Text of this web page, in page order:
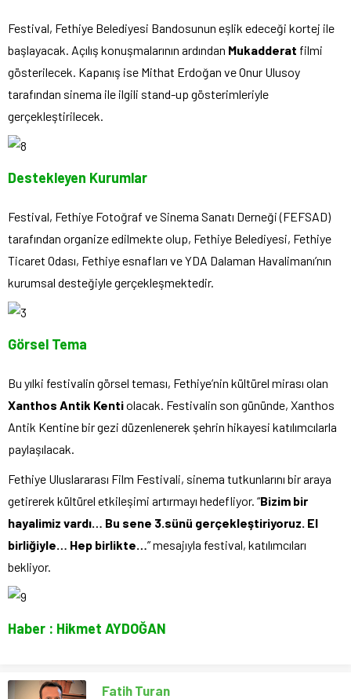
Festival, Fethiye Belediyesi Bandosunun eşlik edeceği kortej ile
başlayacak. Açılış konuşmalarının ardından Mukadderat filmi
gösterilecek. Kapanış ise Mithat Erdoğan ve Onur Ulusoy
tarafından sinema ile ilgili stand-up gösterimleriyle
gerçekleştirilecek.
Destekleyen Kurumlar
Festival, Fethiye Fotoğraf ve Sinema Sanatı Derneği (FEFSAD)
tarafından organize edilmekte olup, Fethiye Belediyesi, Fethiye
Ticaret Odası, Fethiye esnafları ve YDA Dalaman Havalimanı’nın
kurumsal desteğiyle gerçekleşmektedir.
Görsel Tema
Bu yılki festivalin görsel teması, Fethiye’nin kültürel mirası olan
Xanthos Antik Kentiolacak. Festivalin son gününde, Xanthos
Antik Kentine bir gezi düzenlenerek şehrin hikayesi katılımcılarla
paylaşılacak.
Fethiye Uluslararası Film Festivali, sinema tutkunlarını bir araya
getirerek kültürel etkileşimi artırmayı hedefliyor. “Bizim bir
hayalimiz vardı… Bu sene 3.sünü gerçekleştiriyoruz. El
birliğiyle… Hep birlikte… ” mesajıyla festival, katılımcıları
bekliyor.
Haber : Hikmet AYDOĞAN
Fatih Turan